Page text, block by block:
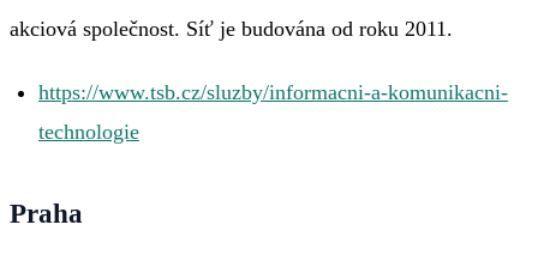
akciová společnost. Síť je budována od roku 2011.
https://www.tsb.cz/sluzby/informacni-a-komunikacni-
technologie
Praha